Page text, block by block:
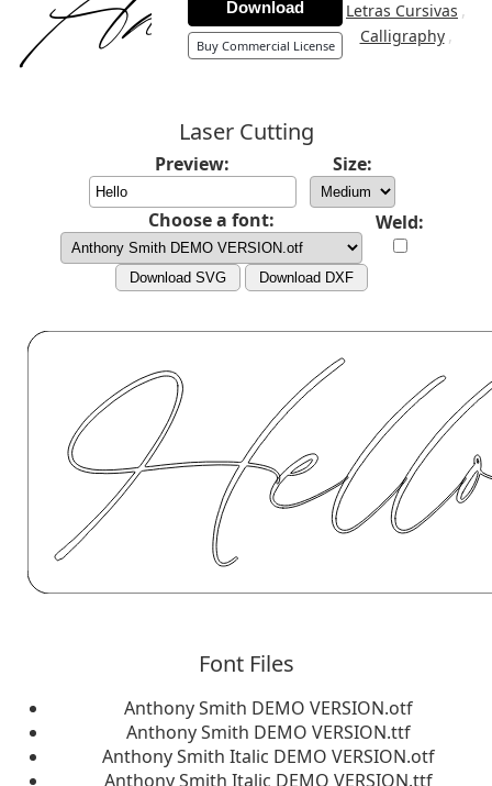
Letras Cursivas ,
Calligraphy ,
Download
Buy Commercial License
Laser Cutting
Preview: Size:
Choose a font: Weld:
Download SVG Download DXF
Font Files
Anthony Smith DEMO VERSION.otf
Anthony Smith DEMO VERSION.ttf
Anthony Smith Italic DEMO VERSION.otf
Anthony Smith Italic DEMO VERSION.ttf